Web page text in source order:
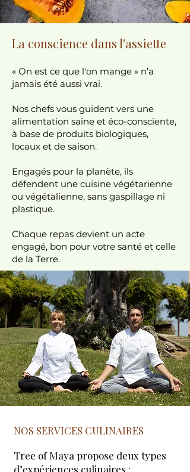
La conscience dans l'assiette
« On est ce que l'on mange » n’a
jamais été aussi vrai.
Nos chefs vous guident vers une
alimentation saine et éco-consciente,
à base de produits biologiques,
locaux et de saison.
Engagés pour la planète, ils
défendent une cuisine végétarienne
ou végétalienne, sans gaspillage ni
plastique.
Chaque repas devient un acte
engagé, bon pour votre santé et celle
de la Terre.
NOS SERVICES CULINAIRES
Tree of Maya propose deux types
d’expériences culinaires :